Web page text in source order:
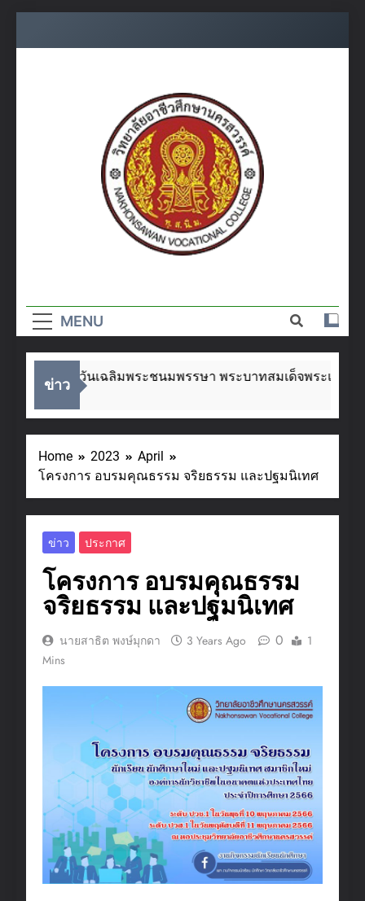
อาชีวศึกษา
นครสวรรค์
MENU
ข่าว
ในโอกาสวันเฉลิมพระชนมพรรษา พระบาทสมเด็จพระเจ้าอยู่
Home 2023
April
โครงการ อบรมคุณธรรม จริยธรรม และปฐมนิเทศ
ข่าว ประกาศ
โครงการ อบรมคุณธรรม
จริยธรรม และปฐมนิเทศ
นายสาธิต พงษ์มุกดา 3 Years Ago 0
1
Mins